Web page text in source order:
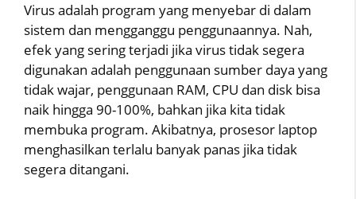
Virus adalah program yang menyebar di dalam
sistem dan mengganggu penggunaannya. Nah,
efek yang sering terjadi jika virus tidak segera
digunakan adalah penggunaan sumber daya yang
tidak wajar, penggunaan RAM, CPU dan disk bisa
naik hingga 90-100%, bahkan jika kita tidak
membuka program. Akibatnya, prosesor laptop
menghasilkan terlalu banyak panas jika tidak
segera ditangani.